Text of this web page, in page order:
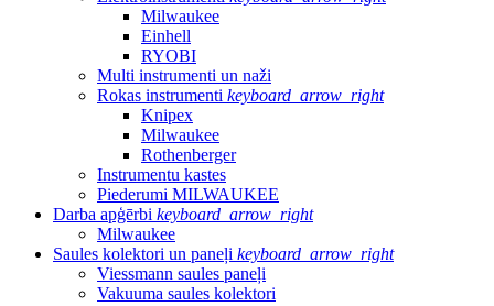
Milwaukee
Einhell
RYOBI
Multi instrumenti un naži
Rokas instrumenti keyboard_arrow_right
Knipex
Milwaukee
Rothenberger
Instrumentu kastes
Piederumi MILWAUKEE
Darba apģērbi keyboard_arrow_right
Milwaukee
Saules kolektori un paneļi keyboard_arrow_right
Viessmann saules paneļi
Vakuuma saules kolektori